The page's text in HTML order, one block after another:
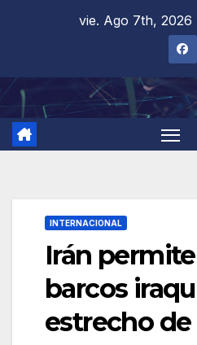
vie. Ago 7th, 2026
INTERNACIONAL
Irán
barcos
estrecho